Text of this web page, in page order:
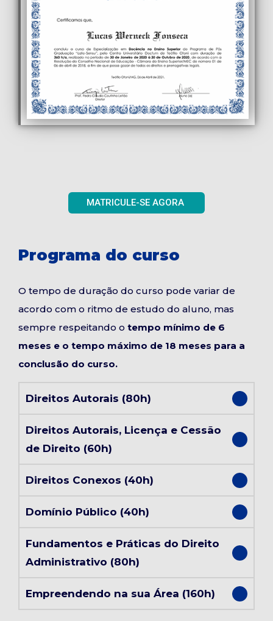
MATRICULE-SE AGORA
Programa do curso
O tempo de duração do curso pode variar de
acordo com o ritmo de estudo do aluno, mas
sempre respeitando o tempo mínimo de 6
meses e o tempo máximo de 18 meses para a
conclusão do curso.
Direitos Autorais (80h)
Direitos Autorais, Licença e Cessão
de Direito (60h)
Direitos Conexos (40h)
Domínio Público (40h)
Fundamentos e Práticas do Direito
Administrativo (80h)
Empreendendo na sua Área (160h)